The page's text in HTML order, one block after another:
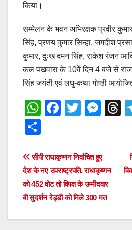
किया।
सम्मेलन के भवन अभिरक्षक प्रवीर
सिंह, प्रणय कुमार सिन्हा, जगदीश
कुमार, दुःख दमन सिंह, राकेश रंजन
कल पखवारा के 10वें दिन 4 बजे से
सिंह जयंती एवं लघु-कथा गोष्ठी
W
s
A
p
p
F
e
b
o
o
k
T
er
M
e
n
g
er
T
a
d
ar
e
Post
navigation
सीपी राधाकृष्णन निर्वाचित हुए
देश के नए उपराष्ट्रपति, राधाकृष्णन
को 452 वोट तो विपक्ष के उम्मीदवार
बी सुदर्शन रेड्डी को मिले 300 मत